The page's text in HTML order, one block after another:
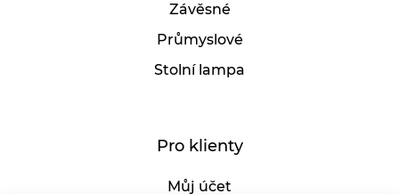
Závěsné
Průmyslové
Stolní lampa
Pro klienty
Můj účet